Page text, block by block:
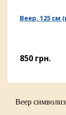
Веер, 125 см
850 грн.
Веер